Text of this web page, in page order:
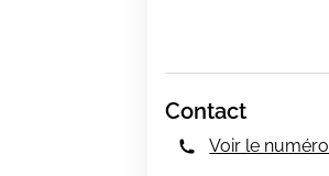
Contact
Voir le numéro